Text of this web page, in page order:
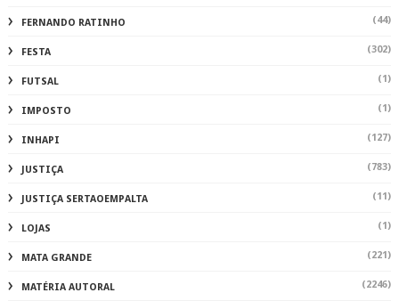
FERNANDO RATINHO (44)
FESTA (302)
FUTSAL (1)
IMPOSTO (1)
INHAPI (127)
JUSTIÇA (783)
JUSTIÇA SERTAOEMPALTA (11)
LOJAS (1)
MATA GRANDE (221)
MATÉRIA AUTORAL (2246)